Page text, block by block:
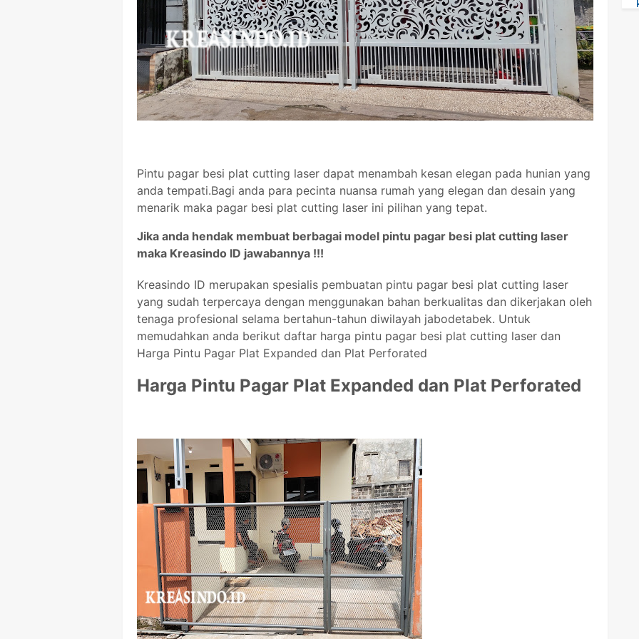
Pintu pagar besi plat cutting laser dapat menambah kesan elegan pada hunian yang
anda tempati.Bagi anda para pecinta nuansa rumah yang elegan dan desain yang
menarik maka pagar besi plat cutting laser ini pilihan yang tepat.
Jika anda hendak membuat berbagai model pintu pagar besi plat cutting laser
maka Kreasindo ID jawabannya !!!
Kreasindo ID merupakan spesialis pembuatan pintu pagar besi plat cutting laser
yang sudah terpercaya dengan menggunakan bahan berkualitas dan dikerjakan oleh
tenaga profesional selama bertahun-tahun diwilayah jabodetabek. Untuk
memudahkan anda berikut daftar harga pintu pagar besi plat cutting laser dan
Harga Pintu Pagar Plat Expanded dan Plat Perforated
Harga Pintu Pagar Plat Expanded dan Plat Perforated